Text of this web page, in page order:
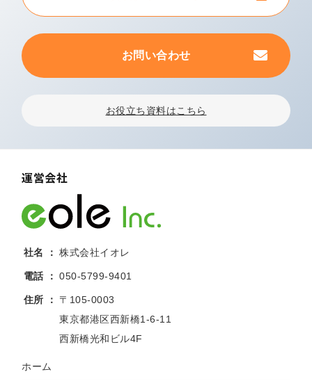
お問い合わせ
お役立ち資料はこちら
運営会社
社名 株式会社イオレ
電話 050-5799-9401
住所
〒105-0003
東京都港区西新橋1-6-11
西新橋光和ビル4F
ホーム